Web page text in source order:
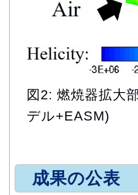
図2: 燃焼器拡大
デル+EASM)
成果の公表